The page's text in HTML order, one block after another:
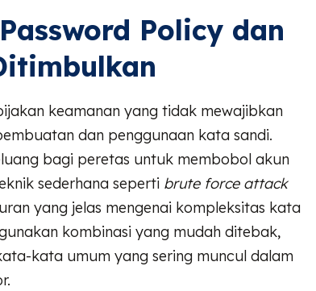
Policy dan
keamanan yang tidak mewajibkan
dan penggunaan kata sandi.
bagi peretas untuk membobol akun
sederhana seperti brute force attack
yang jelas mengenai kompleksitas kata
kombinasi yang mudah ditebak,
kata umum yang sering muncul dalam